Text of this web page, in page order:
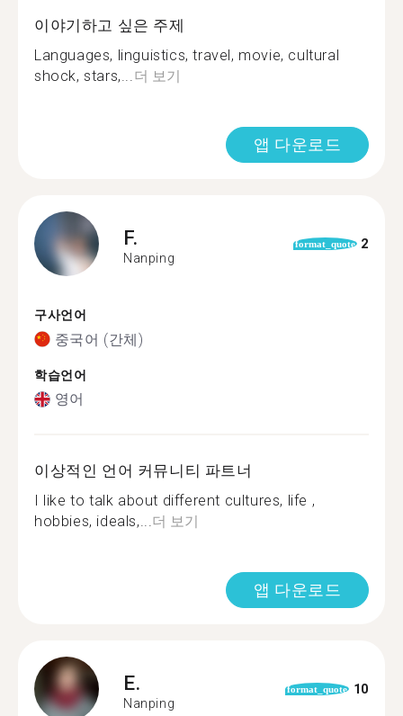
이야기하고 싶은 주제
Languages, linguistics, travel, movie, cultural
shock, stars,...더 보기
앱 다운로드
F.
Nanping
format_quote 2
구사언어
중국어 (간체)
학습언어
영어
이상적인 언어 커뮤니티 파트너
I like to talk about different cultures, life ,
hobbies, ideals,...더 보기
앱 다운로드
E.
Nanping
format_quote 10